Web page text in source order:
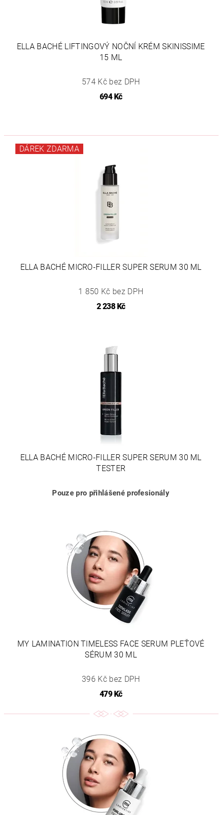
ELLA BACHÉ LIFTINGOVÝ NOČNÍ KRÉM SKINISSIME
15 ML
574 Kč bez DPH
694 Kč
DÁREK ZDARMA
ELLA BACHÉ MICRO-FILLER SUPER SERUM 30 ML
1 850 Kč bez DPH
2 238 Kč
ELLA BACHÉ MICRO-FILLER SUPER SERUM 30 ML
TESTER
Pouze pro přihlášené profesionály
MY LAMINATION TIMELESS FACE SERUM PLEŤOVÉ
SÉRUM 30 ML
396 Kč bez DPH
479 Kč